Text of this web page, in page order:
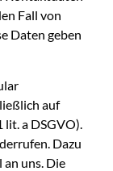
Fall von
Daten geben
auf
lit. a DSGVO).
Dazu
uns. Die